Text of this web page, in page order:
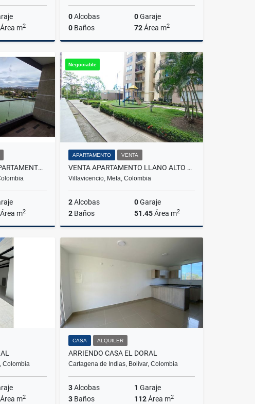
Área m2
Alquiler
0Alcobas 0Garaje
0 Baños 72Área m2
Venta
$250.000.000
ARRIENDO HERMOSO APARTAMENTO EN RESERVA DEL SOL MOSQUERA
Área m2
Negociable
APARTAMENTO VENTA
VENTA APARTAMENTO LLANO ALTO VIA A CATAMA VILLAVICENCIO
Villavicencio, Meta, Colombia
2Alcobas 0Garaje
2 Baños 51.45Área m2
Colombia
Área m2
CASA ALQUILER
ARRIENDO CASA EL DORAL
Cartagena de Indias, Bolívar, Colombia
3Alcobas 1 Garaje
3 Baños 112Área m2